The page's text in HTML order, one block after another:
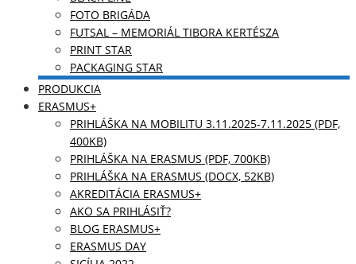
FOTO BRIGÁDA
FUTSAL – MEMORIÁL TIBORA KERTÉSZA
PRINT STAR
PACKAGING STAR
PRODUKCIA
ERASMUS+
PRIHLÁŠKA NA MOBILITU 3.11.2025-7.11.2025 (PDF,
400KB)
PRIHLÁŠKA NA ERASMUS (PDF, 700KB)
PRIHLÁŠKA NA ERASMUS (DOCX, 52KB)
AKREDITÁCIA ERASMUS+
AKO SA PRIHLÁSIŤ?
BLOG ERASMUS+
ERASMUS DAY